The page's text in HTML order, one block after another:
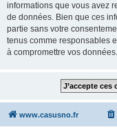
informations que vous avez
de données. Bien que ces
partie sans votre
tenus comme responsables
à compromettre vos données.
www.casusno.fr